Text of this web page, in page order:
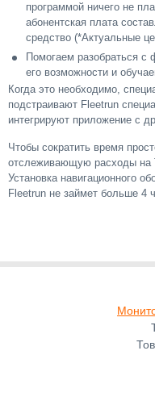
программой ничего не
абонентская плата
средство (*Актуальные
Помогаем разобраться с
его возможности и
Когда это необходимо,
подстраивают Fleetrun
интегрируют приложение с
Чтобы сократить время
отслеживающую расходы на
Установка навигационного
Fleetrun не займет больше 4